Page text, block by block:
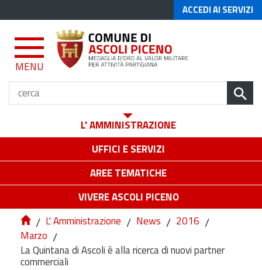
ACCEDI AI SERVIZI
MENU
L' AMMINISTRAZIONE
UFFICI E SERVIZI
AREE TEMATICHE
VIVERE ASCOLI PICENO
/ L' Amministrazione / News / 2016 /
Marzo /
La Quintana di Ascoli è alla ricerca di nuovi partner
commerciali